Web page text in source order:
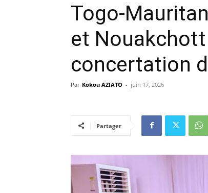
Togo-
et
concertation
Par Kokou AZIATO - juin 17, 2026
Partager